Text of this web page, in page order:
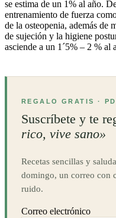
se estima de un 1% al año.
entrenamiento de fuerza
de la osteopenia, además de
de sujeción y la higiene
asciende a un 1´5% – 2 % al
REGALO GRATIS ·
Suscríbete y te
rico, vive sano»
Recetas sencillas y
domingo, un correo con
ruido.
Correo electrónico